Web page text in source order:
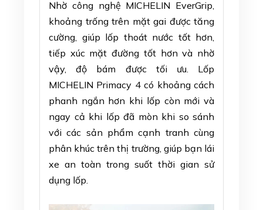
Nhờ công nghệ MICHELIN EverGrip,
khoảng trống trên mặt gai được tăng
cường, giúp lốp thoát nước tốt hơn,
tiếp xúc mặt đường tốt hơn và nhờ
vậy, độ bám được tối ưu. Lốp
MICHELIN Primacy 4 có khoảng cách
phanh ngắn hơn khi lốp còn mới và
ngay cả khi lốp đã mòn khi so sánh
với các sản phẩm cạnh tranh cùng
phân khúc trên thị trường, giúp bạn lái
xe an toàn trong suốt thời gian sử
dụng lốp.